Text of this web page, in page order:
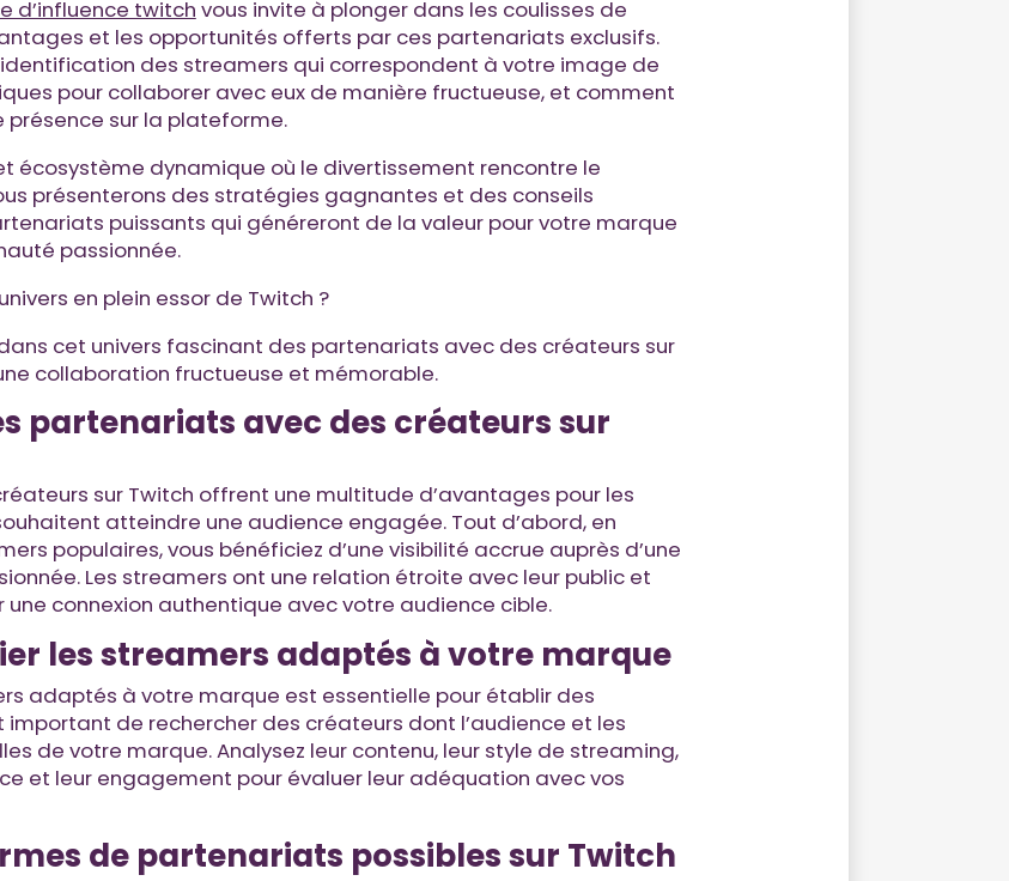
d’influence twitch vous invite à plonger dans les coulisses de
et les opportunités offerts par ces partenariats exclusifs.
des streamers qui correspondent à votre image de
pour collaborer avec eux de manière fructueuse, et comment
présence sur la plateforme.
écosystème dynamique où le divertissement rencontre le
présenterons des stratégies gagnantes et des conseils
puissants qui généreront de la valeur pour votre marque
passionnée.
en plein essor de Twitch ?
cet univers fascinant des partenariats avec des créateurs sur
collaboration fructueuse et mémorable.
partenariats avec des créateurs sur
sur Twitch offrent une multitude d’avantages pour les
atteindre une audience engagée. Tout d’abord, en
populaires, vous bénéficiez d’une visibilité accrue auprès d’une
Les streamers ont une relation étroite avec leur public et
connexion authentique avec votre audience cible.
les streamers adaptés à votre marque
adaptés à votre marque est essentielle pour établir des
de rechercher des créateurs dont l’audience et les
de votre marque. Analysez leur contenu, leur style de streaming,
et leur engagement pour évaluer leur adéquation avec vos
de partenariats possibles sur Twitch